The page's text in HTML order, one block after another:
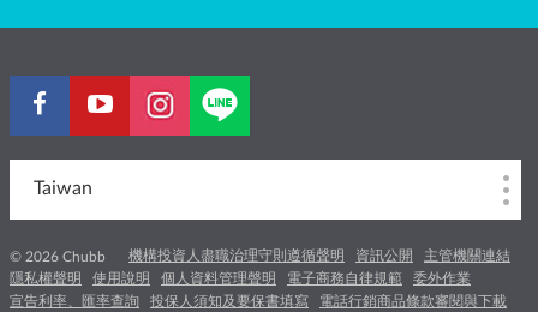
Taiwan
© 2026 Chubb 機構投資人盡職治理守則遵循聲明 資訊公開
主管機關連結
隱私權聲明
使用說明 個人資料管理聲明 電子商務自律規範
委外作業
宣告利率、匯率查詢
投保人須知及要保書填寫 電話行銷商品條款審閱與下載